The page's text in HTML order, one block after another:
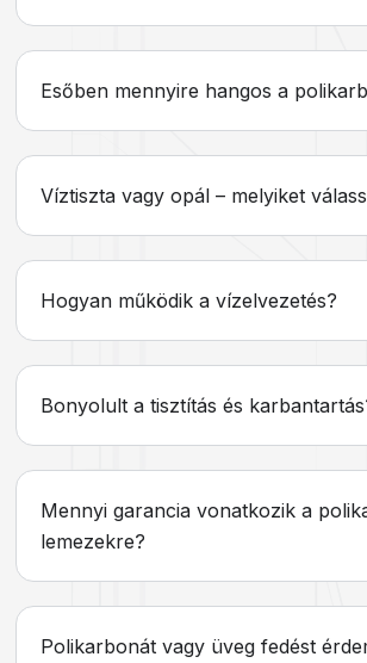
Esőben mennyire hangos a
Víztiszta vagy opál – melyiket
Hogyan működik a vízelvezetés?
Bonyolult a tisztítás és
Mennyi garancia vonatkozik a
lemezekre?
Polikarbonát vagy üveg fedést